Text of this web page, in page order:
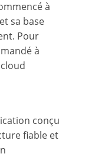
à
sa base
Pour
à
conçu
fiable et